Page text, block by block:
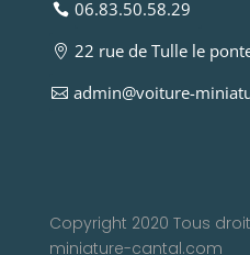
06.83.50.58.29
22 rue de Tulle le
admin@voiture-
Copyright 2020 Tous
miniature-cantal.com